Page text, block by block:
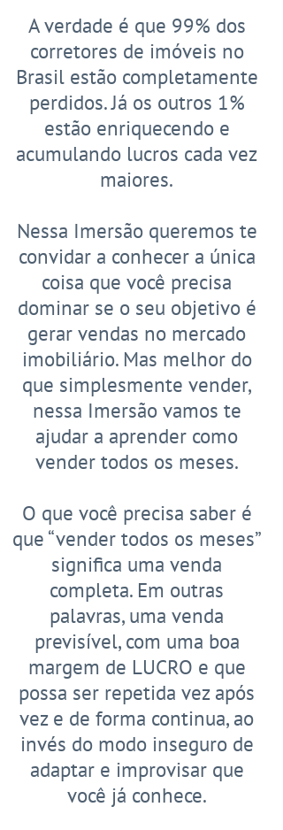
A verdade é que 99% dos
corretores de imóveis no
Brasil estão completamente
perdidos. Já os outros 1%
estão enriquecendo e
acumulando lucros cada vez
maiores.
Nessa Imersão queremos te
convidar a conhecer a única
coisa que você precisa
dominar se o seu objetivo é
gerar vendas no mercado
imobiliário. Mas melhor do
que simplesmente vender,
nessa Imersão vamos te
ajudar a aprender como
vender todos os meses.
O que você precisa saber é
que “vender todos os meses”
significa uma venda
completa. Em outras
palavras, uma venda
previsível, com uma boa
margem de LUCRO e que
possa ser repetida vez após
vez e de forma continua, ao
invés do modo inseguro de
adaptar e improvisar que
você já conhece.